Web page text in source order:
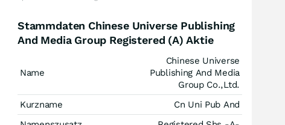
Stammdaten Chinese Universe Publishing
And Media Group Registered (A) Aktie
Name
Chinese Universe
Publishing And Media
Group Co.,Ltd.
Kurzname
Cn Uni Pub And